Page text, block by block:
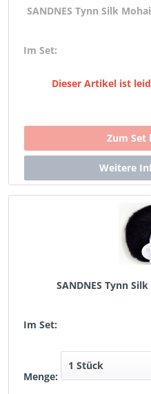
SANDNES Tynn Silk
Im Set:
Dieser Artikel ist
SANDNES Tynn
Im Set:
Menge: